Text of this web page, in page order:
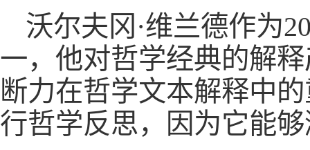
沃尔夫冈·维兰德作为
一，他对哲学经典的解
断力在哲学文本解释中
行哲学反思，因为它能